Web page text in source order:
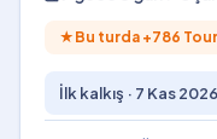
★ Bu turda +786
İlk kalkış · 7 Kas 2026